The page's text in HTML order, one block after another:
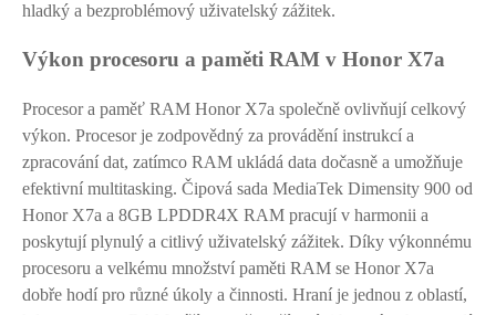
hladký a bezproblémový uživatelský zážitek.
Výkon procesoru a paměti RAM v Honor X7a
Procesor a paměť RAM Honor X7a společně ovlivňují celkový
výkon. Procesor je zodpovědný za provádění instrukcí a
zpracování dat, zatímco RAM ukládá data dočasně a umožňuje
efektivní multitasking. Čipová sada MediaTek Dimensity 900 od
Honor X7a a 8GB LPDDR4X RAM pracují v harmonii a
poskytují plynulý a citlivý uživatelský zážitek. Díky výkonnému
procesoru a velkému množství paměti RAM se Honor X7a
dobře hodí pro různé úkoly a činnosti. Hraní je jednou z oblastí,